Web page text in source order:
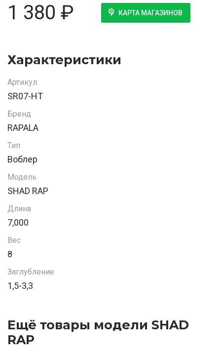
1 380 ₽ КАРТА МАГАЗИНОВ
Характеристики
Артикул
SR07-HT
Бренд
RAPALA
Тип
Воблер
Модель
SHAD RAP
Длина
7,000
Вес
8
Заглубление
1,5-3,3
Ещё товары модели SHAD
RAP